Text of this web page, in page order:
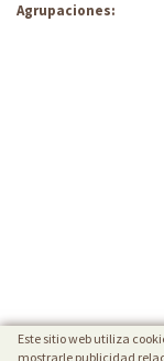
Agrupaciones:
Este sitio web utiliza
mostrarle publicidad